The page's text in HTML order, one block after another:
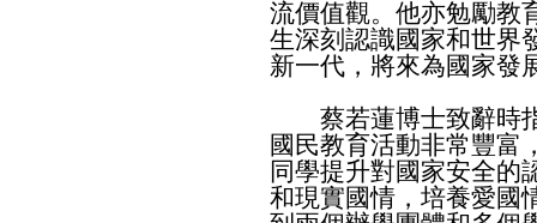
流價值觀。他亦勉勵教
生深刻認識國家和世界
新一代，將來為國家發
蔡若蓮博士致辭時指
國民教育活動非常豐富
同學提升對國家安全的
和現實國情，培養愛國